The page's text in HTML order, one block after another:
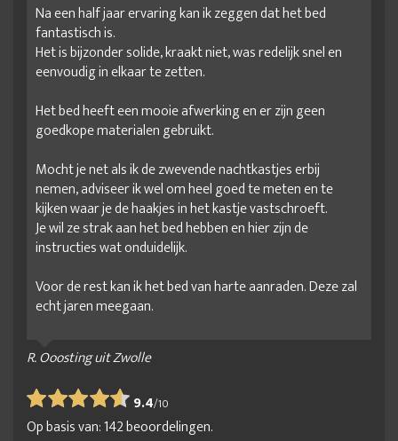
Na een half jaar ervaring kan ik zeggen dat het bed
fantastisch is.
Het is bijzonder solide, kraakt niet, was redelijk snel en
eenvoudig in elkaar te zetten.
Het bed heeft een mooie afwerking en er zijn geen
goedkope materialen gebruikt.
Mocht je net als ik de zwevende nachtkastjes erbij
nemen, adviseer ik wel om heel goed te meten en te
kijken waar je de haakjes in het kastje vastschroeft.
Je wil ze strak aan het bed hebben en hier zijn de
instructies wat onduidelijk.
Voor de rest kan ik het bed van harte aanraden. Deze zal
echt jaren meegaan.
R. Ooosting uit Zwolle
9.4/10
Op basis van:142beoordelingen.